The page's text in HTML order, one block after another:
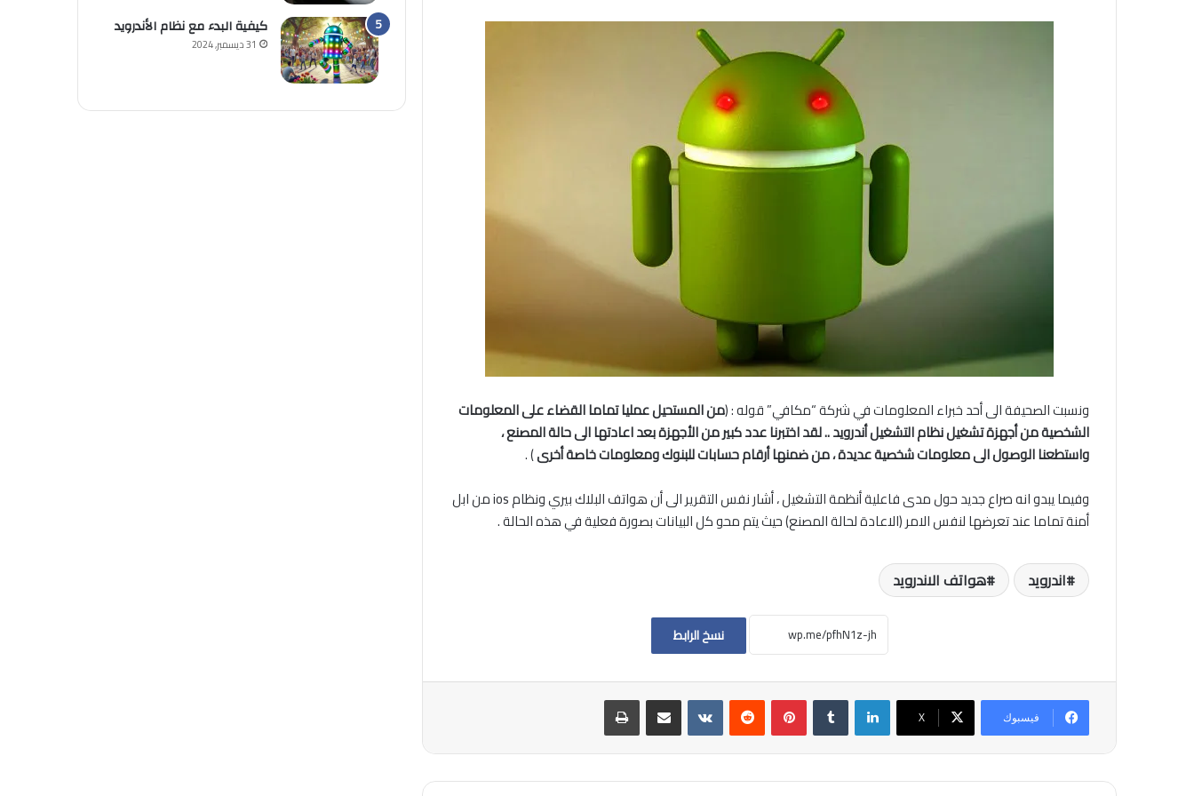
ونسبت الصحيفة الى أحد خبراء المعلومات في شركة “مكافي” قوله : (من المستحيل عمليا تماما القضاء على المعلومات
الشخصية من أجهزة تشغيل نظام التشغيل أندرويد .. لقد اختبرنا عدد كبير من الأجهزة بعد اعادتها الى حالة المصنع ،
واستطعنا الوصول الى معلومات شخصية عديدة ، من ضمنها أرقام حسابات للبنوك ومعلومات خاصة أخرى) .
وفيما يبدو انه صراع جديد حول مدى فاعلية أنظمة التشغيل ، أشار نفس التقرير الى أن هواتف البلاك بيري ونظام ios من ابل
أمنة تماما عند تعرضها لنفس الامر (الاعادة لحالة المصنع) حيث يتم محو كل البيانات بصورة فعلية في هذه الحالة .
اندرويد هواتف الاندرويد
نسخ الرابط
فيسبوك ‫X
لينكدإن بينتيريست مشاركة عبر البريد طباعة
كيفية البدء مع نظام الأندرويد
31 ديسمبر, 2024